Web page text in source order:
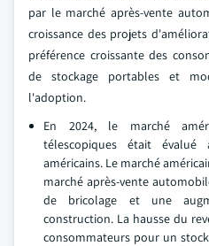
par le marché après-vente
croissance des projets
préférence croissante des
de stockage portables et
l'adoption.
En 2024, le marché
télescopiques était
américains. Le marché
marché après-vente
de bricolage et une
construction. La hausse du
consommateurs pour un